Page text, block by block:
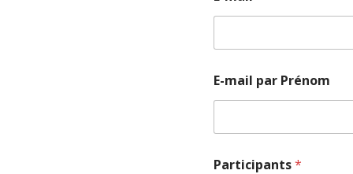
E-mail par Prénom
Participants*